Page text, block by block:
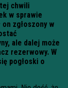
chwili
w sprawie
zgłoszony w
ale dalej może
rezerwowy. W
pogłoski o